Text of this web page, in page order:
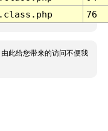
76
此给您带来的访问不便我